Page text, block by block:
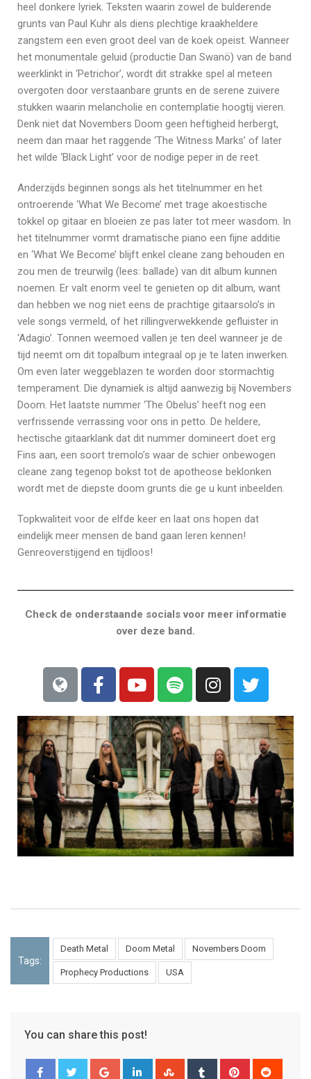
heel donkere lyriek. Teksten waarin zowel de bulderende
grunts van Paul Kuhr als diens plechtige kraakheldere
zangstem een even groot deel van de koek opeist. Wanneer
het monumentale geluid (productie Dan Swanö) van de band
weerklinkt in ‘Petrichor’, wordt dit strakke spel al meteen
overgoten door verstaanbare grunts en de serene zuivere
stukken waarin melancholie en contemplatie hoogtij vieren.
Denk niet dat Novembers Doom geen heftigheid herbergt,
neem dan maar het raggende ‘The Witness Marks’ of later
het wilde ‘Black Light’ voor de nodige peper in de reet.
Anderzijds beginnen songs als het titelnummer en het
ontroerende ‘What We Become’ met trage akoestische
tokkel op gitaar en bloeien ze pas later tot meer wasdom. In
het titelnummer vormt dramatische piano een fijne additie
en ‘What We Become’ blijft enkel cleane zang behouden en
zou men de treurwilg (lees: ballade) van dit album kunnen
noemen. Er valt enorm veel te genieten op dit album, want
dan hebben we nog niet eens de prachtige gitaarsolo’s in
vele songs vermeld, of het rillingverwekkende gefluister in
‘Adagio’. Tonnen weemoed vallen je ten deel wanneer je de
tijd neemt om dit topalbum integraal op je te laten inwerken.
Om even later weggeblazen te worden door stormachtig
temperament. Die dynamiek is altijd aanwezig bij Novembers
Doom. Het laatste nummer ‘The Obelus’ heeft nog een
verfrissende verrassing voor ons in petto. De heldere,
hectische gitaarklank dat dit nummer domineert doet erg
Fins aan, een soort tremolo’s waar de schier onbewogen
cleane zang tegenop bokst tot de apotheose beklonken
wordt met de diepste doom grunts die ge u kunt inbeelden.
Topkwaliteit voor de elfde keer en laat ons hopen dat
eindelijk meer mensen de band gaan leren kennen!
Genreoverstijgend en tijdloos!
Check de onderstaande socials voor meer informatie
over deze band.
Tags:
Death Metal Doom Metal Novembers Doom
Prophecy Productions USA
You can share this post!